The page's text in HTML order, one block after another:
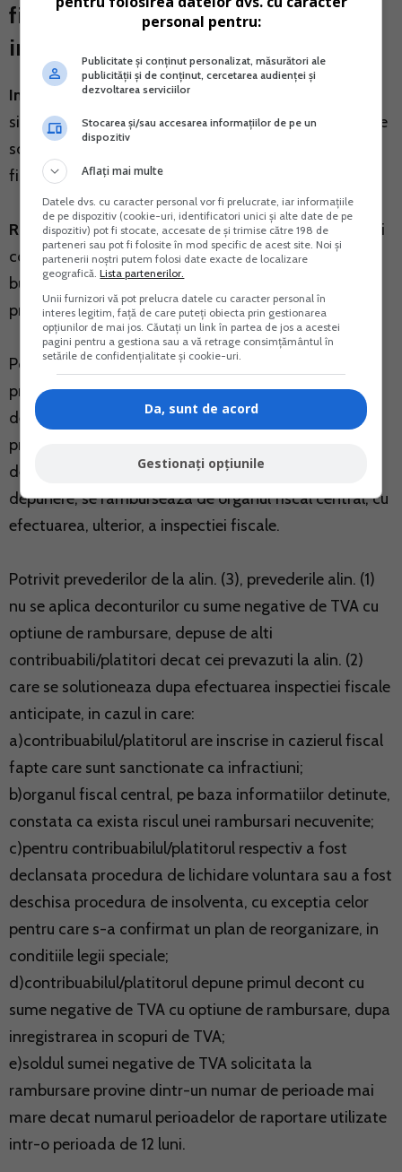
fisa sintetica. Compensare cu alte
impozite si taxe
Intrebare:Daca societatea A are conform fisei
sintetice TVA de recuperat si concedii medicale, poate
solicita compensarea valorii acestora cu alte datorii
fiscale? Daca da, care este procedura?
Raspuns:In privinta TVA de recuperat, acesta poate fi
compensate cu alte impozite si taxe datorate la
bugetul statului in conditiile prevederilor din Codul de
procedura fiscala.
Potrivit prevederilor de la art. 169(1) din Codul de
procedura fiscala, taxa pe valoarea adaugata,
denumita in continuare TVA, solicitata la rambursare
prin deconturile cu suma negativa de TVA cu optiune
de rambursare, depuse in cadrul termenului legal de
depunere, se ramburseaza de organul fiscal central, cu
efectuarea, ulterior, a inspectiei fiscale.
Potrivit prevederilor de la alin. (3), prevederile alin. (1)
nu se aplica deconturilor cu sume negative de TVA cu
optiune de rambursare, depuse de alti
contribuabili/platitori decat cei prevazuti la alin. (2)
care se solutioneaza dupa efectuarea inspectiei fiscale
anticipate, in cazul in care:
a)contribuabilul/platitorul are inscrise in cazierul fiscal
fapte care sunt sanctionate ca infractiuni;
b)organul fiscal central, pe baza informatiilor detinute,
constata ca exista riscul unei rambursari necuvenite;
c)pentru contribuabilul/platitorul respectiv a fost
declansata procedura de lichidare voluntara sau a fost
deschisa procedura de insolventa, cu exceptia celor
pentru care s-a confirmat un plan de reorganizare, in
conditiile legii speciale;
d)contribuabilul/platitorul depune primul decont cu
sume negative de TVA cu optiune de rambursare, dupa
inregistrarea in scopuri de TVA;
e)soldul sumei negative de TVA solicitata la
rambursare provine dintr-un numar de perioade mai
mare decat numarul perioadelor de raportare utilizate
intr-o perioada de 12 luni.
personal pentru:
Publicitate și conținut personalizat, măsurători ale
publicității și de conținut, cercetarea audienței și
dezvoltarea serviciilor
Stocarea și/sau accesarea informațiilor de pe un
dispozitiv
Aflați mai multe
Datele dvs. cu caracter personal vor fi prelucrate, iar informațiile
de pe dispozitiv (cookie-uri, identificatori unici și alte date de pe
dispozitiv) pot fi stocate, accesate de și trimise către 198 de
parteneri sau pot fi folosite în mod specific de acest site. Noi și
partenerii noștri putem folosi date exacte de localizare
geografică.Lista partenerilor.
Unii furnizori vă pot prelucra datele cu caracter personal în
interes legitim, față de care puteți obiecta prin gestionarea
opțiunilor de mai jos. Căutați un link în partea de jos a acestei
pagini pentru a gestiona sau a vă retrage consimțământul în
setările de confidențialitate și cookie-uri.
Da, sunt de acord
Gestionați opțiunile